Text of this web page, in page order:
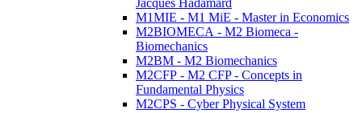
Jacques Hadamard
M1MIE - M1 MiE - Master in Economics
M2BIOMECA - M2 Biomeca -
Biomechanics
M2BM - M2 Biomechanics
M2CFP - M2 CFP - Concepts in
Fundamental Physics
M2CPS - Cyber Physical System